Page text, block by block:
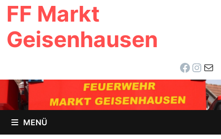
Zum
Inhalt
springen
FF Markt
Geisenhausen
E-
MENÜ